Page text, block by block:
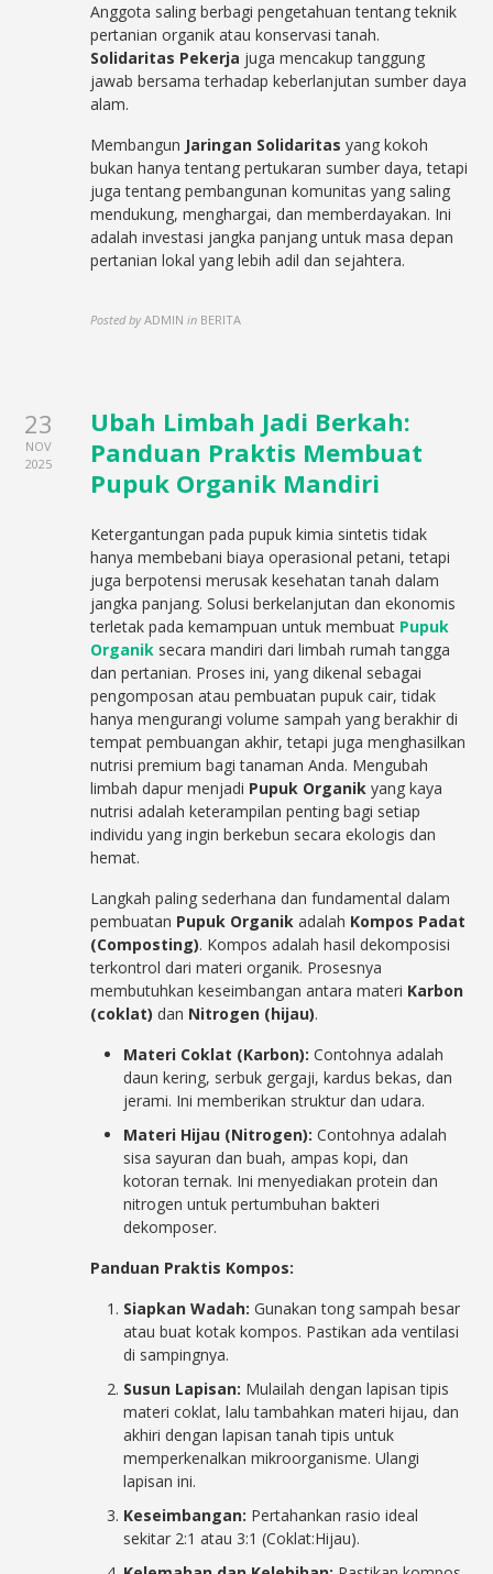
Anggota saling berbagi pengetahuan tentang teknik
pertanian organik atau konservasi tanah.
Solidaritas Pekerja juga mencakup tanggung
jawab bersama terhadap keberlanjutan sumber daya
alam.
Membangun Jaringan Solidaritas yang kokoh
bukan hanya tentang pertukaran sumber daya, tetapi
juga tentang pembangunan komunitas yang saling
mendukung, menghargai, dan memberdayakan. Ini
adalah investasi jangka panjang untuk masa depan
pertanian lokal yang lebih adil dan sejahtera.
Posted by ADMIN in BERITA
23
NOV
2025
Ubah Limbah Jadi Berkah:
Panduan Praktis Membuat
Pupuk Organik Mandiri
Ketergantungan pada pupuk kimia sintetis tidak
hanya membebani biaya operasional petani, tetapi
juga berpotensi merusak kesehatan tanah dalam
jangka panjang. Solusi berkelanjutan dan ekonomis
terletak pada kemampuan untuk membuat Pupuk
Organik secara mandiri dari limbah rumah tangga
dan pertanian. Proses ini, yang dikenal sebagai
pengomposan atau pembuatan pupuk cair, tidak
hanya mengurangi volume sampah yang berakhir di
tempat pembuangan akhir, tetapi juga menghasilkan
nutrisi premium bagi tanaman Anda. Mengubah
limbah dapur menjadi Pupuk Organik yang kaya
nutrisi adalah keterampilan penting bagi setiap
individu yang ingin berkebun secara ekologis dan
hemat.
Langkah paling sederhana dan fundamental dalam
pembuatan Pupuk Organik adalah Kompos Padat
(Composting). Kompos adalah hasil dekomposisi
terkontrol dari materi organik. Prosesnya
membutuhkan keseimbangan antara materi Karbon
(coklat) dan Nitrogen (hijau).
Materi Coklat (Karbon): Contohnya adalah
daun kering, serbuk gergaji, kardus bekas, dan
jerami. Ini memberikan struktur dan udara.
Materi Hijau (Nitrogen): Contohnya adalah
sisa sayuran dan buah, ampas kopi, dan
kotoran ternak. Ini menyediakan protein dan
nitrogen untuk pertumbuhan bakteri
dekomposer.
Panduan Praktis Kompos:
Siapkan Wadah: Gunakan tong sampah besar
atau buat kotak kompos. Pastikan ada ventilasi
di sampingnya.
Susun Lapisan: Mulailah dengan lapisan tipis
materi coklat, lalu tambahkan materi hijau, dan
akhiri dengan lapisan tanah tipis untuk
memperkenalkan mikroorganisme. Ulangi
lapisan ini.
Keseimbangan: Pertahankan rasio ideal
sekitar 2:1 atau 3:1 (Coklat:Hijau).